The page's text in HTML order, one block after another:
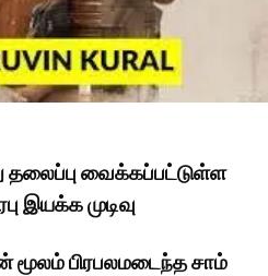
தலைப்பு வைக்கப்பட்டுள்ள
இயக்க முடிவு
மூலம் பிரபலமடைந்த சாம்